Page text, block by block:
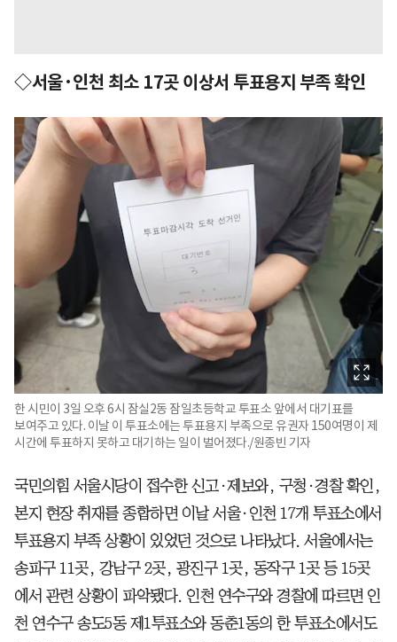
◇서울·인천 최소 17곳 이상서 투표용지 부족 확인
한 시민이 3일 오후 6시 잠실2동 잠일초등학교 투표소 앞에서 대기표를
보여주고 있다. 이날 이 투표소에는 투표용지 부족으로 유권자 150여명이 제
시간에 투표하지 못하고 대기하는 일이 벌어졌다./원종빈 기자
국민의힘 서울시당이 접수한 신고·제보와, 구청·경찰 확인,
본지 현장 취재를 종합하면 이날 서울·인천 17개 투표소에서
투표용지 부족 상황이 있었던 것으로 나타났다. 서울에서는
송파구 11곳, 강남구 2곳, 광진구 1곳, 동작구 1곳 등 15곳
에서 관련 상황이 파악됐다. 인천 연수구와 경찰에 따르면 인
천 연수구 송도5동 제1투표소와 동춘1동의 한 투표소에서도